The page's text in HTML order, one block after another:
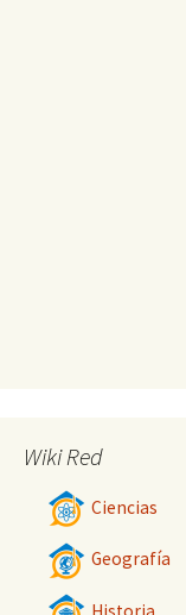
Wiki Red
Ciencias
Geografía
Historia